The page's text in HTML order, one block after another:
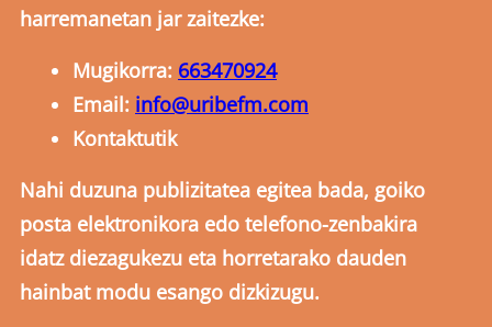
harremanetan jar zaitezke:
Mugikorra: 663470924
Email: info@uribefm.com
Kontaktutik
Nahi duzuna publizitatea egitea bada, goiko
posta elektronikora edo telefono-zenbakira
idatz diezagukezu eta horretarako dauden
hainbat modu esango dizkizugu.